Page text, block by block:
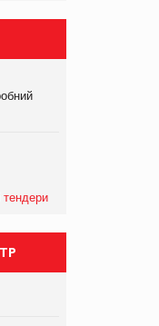
прогнозує зростання
тендери